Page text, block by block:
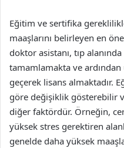
Eğitim ve sertifika
maaşlarını belirleyen en
doktor asistanı, tıp
tamamlamakta ve ardından
geçerek lisans almaktadır.
göre değişiklik gösterebilir
diğer faktördür. Örneğin,
yüksek stres gerektiren
genelde daha yüksek